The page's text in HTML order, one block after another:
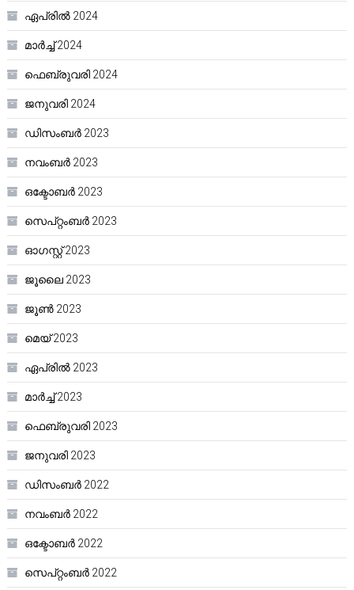
ഏപ്രിൽ 2024
മാർച്ച്‌ 2024
ഫെബ്രുവരി 2024
ജനുവരി 2024
ഡിസംബർ 2023
നവംബർ 2023
ഒക്ടോബർ 2023
സെപ്റ്റംബർ 2023
ഓഗസ്റ്റ്‌ 2023
ജൂലൈ 2023
ജൂൺ 2023
മെയ്‌ 2023
ഏപ്രിൽ 2023
മാർച്ച്‌ 2023
ഫെബ്രുവരി 2023
ജനുവരി 2023
ഡിസംബർ 2022
നവംബർ 2022
ഒക്ടോബർ 2022
സെപ്റ്റംബർ 2022